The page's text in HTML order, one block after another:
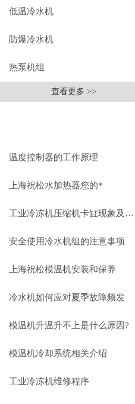
低温冷水机
防爆冷水机
热泵机组
查看更多 >>
温度控制器的工作原理
上海祝松水加热器您的*
工业冷冻机压缩机卡缸现象及其解决方式
安全使用冷水机组的注意事项
上海祝松模温机安装和保养
冷水机如何应对夏季故障频发
模温机升温升不上是什么原因?
模温机冷却系统相关介绍
工业冷冻机维修程序